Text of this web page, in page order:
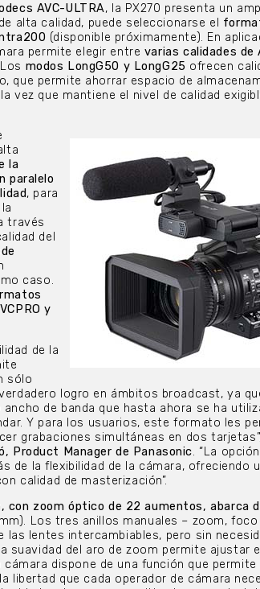
AVC-ULTRA, la PX270 presenta un
alta calidad, puede seleccionarse el
(disponible próximamente). En
permite elegir entre varias calidades de
modos LongG50 y LongG25 ofrecen
que permite ahorrar espacio de
vez que mantiene el nivel de calidad
la
paralelo
, para
través
del
caso.
y
de la
sólo
logro en ámbitos broadcast, ya
ancho de banda que hasta ahora se ha
Y para los usuarios, este formato les
grabaciones simultáneas en dos
Product Manager de Panasonic. “La
de la flexibilidad de la cámara, ofreciendo
calidad de masterización”.
con zoom óptico de 22 aumentos, abarca
Los tres anillos manuales – zoom,
las lentes intercambiables, pero sin
suavidad del aro de zoom permite ajustar
dispone de una función que
libertad que cada operador de cámara